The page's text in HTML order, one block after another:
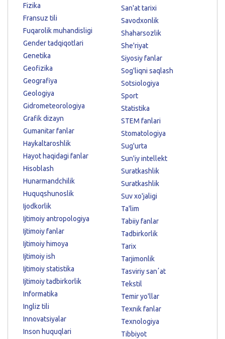
Fizika
Fransuz tili
Fuqarolik muhandisligi
Gender tadqiqotlari
Genetika
Geofizika
Geografiya
Geologiya
Gidrometeorologiya
Grafik dizayn
Gumanitar fanlar
Haykaltaroshlik
Hayot haqidagi fanlar
Hisoblash
Hunarmandchilik
Huquqshunoslik
Ijodkorlik
Ijtimoiy antropologiya
Ijtimoiy fanlar
Ijtimoiy himoya
Ijtimoiy ish
Ijtimoiy statistika
Ijtimoiy tadbirkorlik
Informatika
Ingliz tili
Innovatsiyalar
Inson huquqlari
San'at tarixi
Savodxonlik
Shaharsozlik
She'riyat
Siyosiy fanlar
Sog'liqni saqlash
Sotsiologiya
Sport
Statistika
STEM fanlari
Stomatologiya
Sug'urta
Sun'iy intellekt
Suratkashlik
Suratkashlik
Suv xo'jaligi
Ta'lim
Tabiiy fanlar
Tadbirkorlik
Tarix
Tarjimonlik
Tasviriy sanʼat
Tekstil
Temir yo'llar
Texnik fanlar
Texnologiya
Tibbiyot